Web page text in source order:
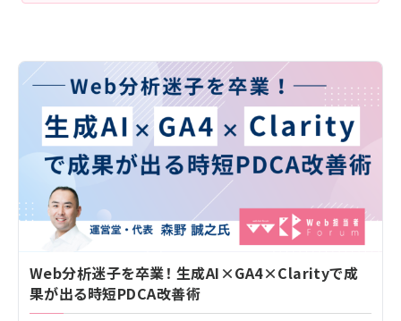
Web分析迷子を卒業！ 生成AI×GA4×Clarityで成
果が出る時短PDCA改善術